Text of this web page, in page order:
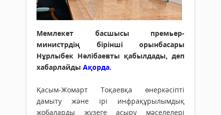
Мемлекет басшысы премьер-
министрдің бірінші орынбасары
Нұрлыбек Нәлібаевты қабылдады, деп
хабарлайды Ақорда.
Қасым-Жомарт Тоқаевқа өнеркәсіпті
дамыту және ірі инфрақұрылымдық
жобаларды жүзеге асыру мәселелері